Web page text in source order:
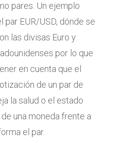
pares. Un ejemplo
par EUR/USD, dónde se
las divisas Euro y
por lo que
en cuenta que el
de un par de
la salud o el estado
una moneda frente a
el par.